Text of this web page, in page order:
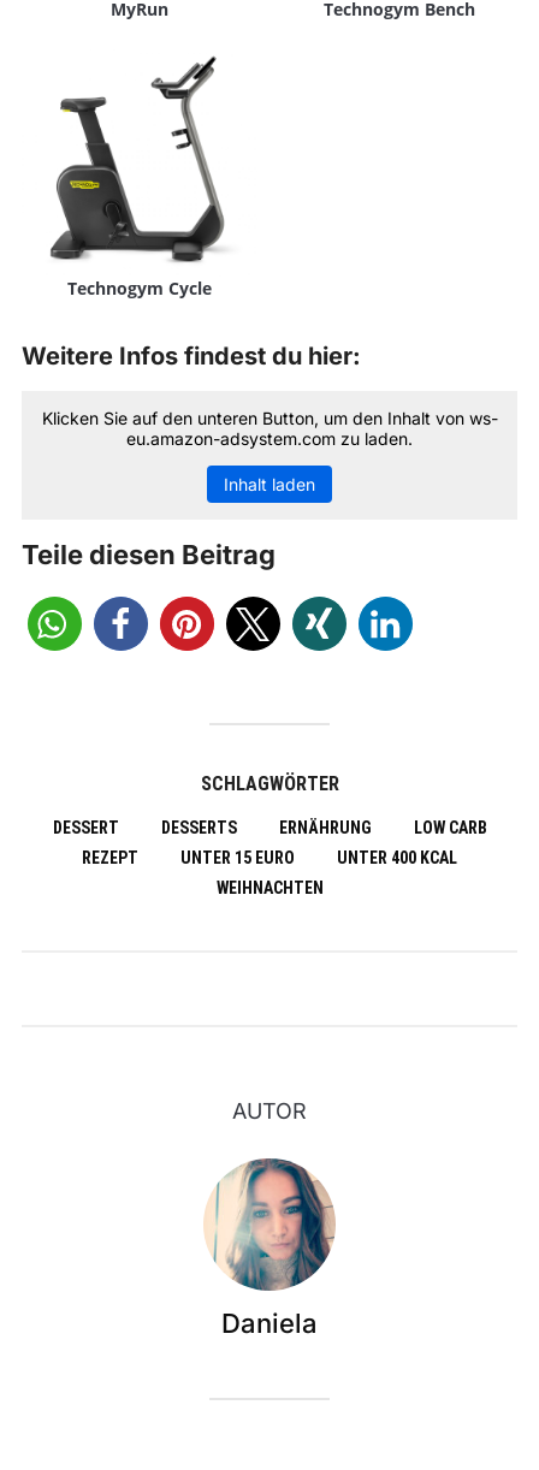
MyRun Technogym Bench
Technogym Cycle
Weitere Infos findest du hier:
Klicken Sie auf den unteren Button, um den Inhalt von ws-
eu.amazon-adsystem.com zu laden.
Inhalt laden
Teile diesen Beitrag
SCHLAGWÖRTER
DESSERT DESSERTS ERNÄHRUNG
LOW CARB
REZEPT
UNTER 15 EURO
UNTER 400 KCAL
WEIHNACHTEN
AUTOR
Daniela